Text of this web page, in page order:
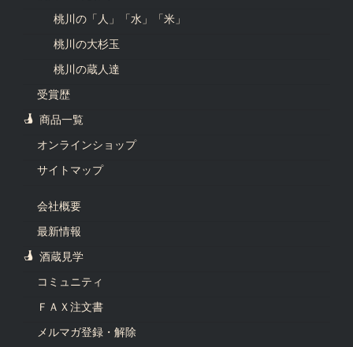
桃川の「人」「水」「米」
桃川の大杉玉
桃川の蔵人達
受賞歴
商品一覧
オンラインショップ
サイトマップ
会社概要
最新情報
酒蔵見学
コミュニティ
ＦＡＸ注文書
メルマガ登録・解除